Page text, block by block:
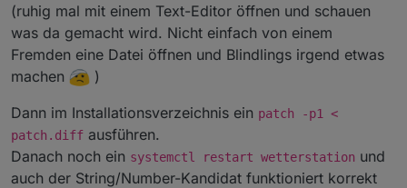
(ruhig mal mit einem Text-Editor öffnen und schauen
was da gemacht wird. Nicht einfach von einem
Fremden eine Datei öffnen und Blindlings irgend etwas
machen
)
Dann im Installationsverzeichnis ein patch -p1 <
patch.diff ausführen.
Danach noch ein systemctl restart wetterstation und
auch der String/Number-Kandidat funktioniert korrekt